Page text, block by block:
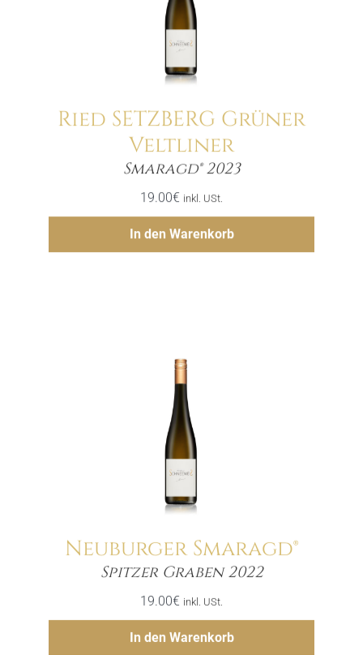
Ried SETZBERG Grüner
Veltliner
Smaragd® 2023
19.00€ inkl. USt.
In den Warenkorb
Menge
Hinzufügen
Neuburger Smaragd®
Spitzer Graben 2022
19.00€ inkl. USt.
In den Warenkorb
Menge
Hinzufügen